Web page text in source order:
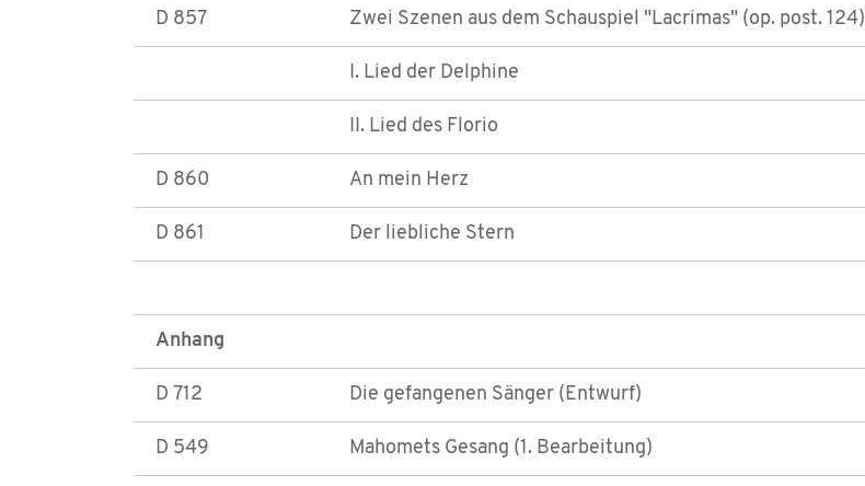
D 857 Zwei Szenen aus dem Schauspiel "Lacrimas" (op. post. 124)
I. Lied der Delphine
II. Lied des Florio
D 860 An mein Herz
D 861 Der liebliche Stern
Anhang
D 712 Die gefangenen Sänger (Entwurf)
D 549 Mahomets Gesang (1. Bearbeitung)